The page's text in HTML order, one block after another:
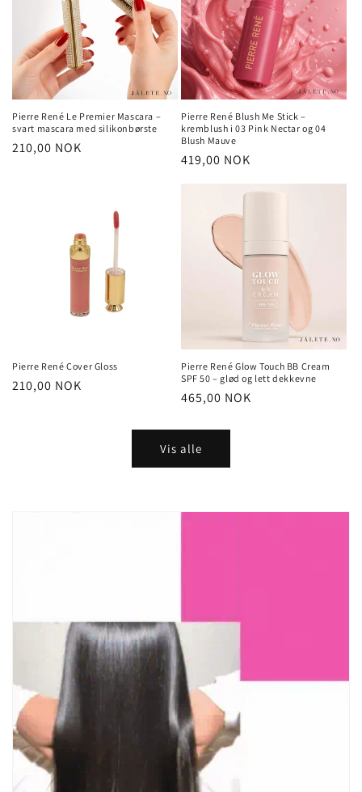
Pierre René Le Premier Mascara –
svart mascara med silikonbørste
Vanlig
210,00 NOK
Pierre René Blush Me Stick –
kremblush i 03 Pink Nectar og 04
Blush Mauve
Vanlig
419,00 NOK
Pierre René Cover Gloss
Vanlig
210,00 NOK
Pierre René Glow Touch BB Cream
SPF 50 – glød og lett dekkevne
Vanlig
465,00 NOK
Vis alle